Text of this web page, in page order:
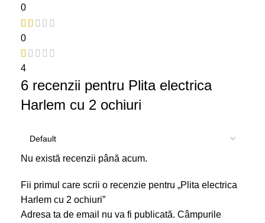
0
0
4
6 recenzii pentru Plita electrica
Harlem cu 2 ochiuri
Nu există recenzii până acum.
Fii primul care scrii o recenzie pentru „Plita electrica
Harlem cu 2 ochiuri”
Adresa ta de email nu va fi publicată. Câmpurile